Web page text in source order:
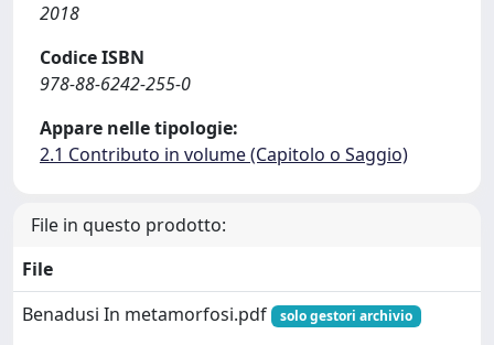
2018
Codice ISBN
978-88-6242-255-0
Appare nelle tipologie:
2.1 Contributo in volume (Capitolo o Saggio)
File in questo prodotto:
File
Benadusi In metamorfosi.pdf
solo gestori archivio